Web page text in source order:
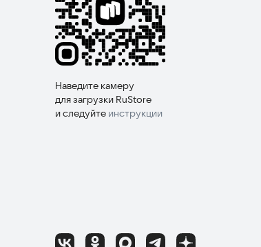
Наведите камеру
для загрузки RuStore
и следуйте инструкции